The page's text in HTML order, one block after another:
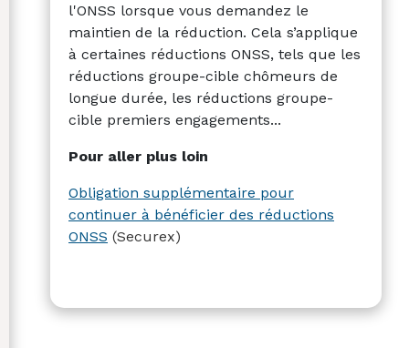
l'ONSS lorsque vous demandez le
maintien de la réduction. Cela s’applique
à certaines réductions ONSS, tels que les
réductions groupe-cible chômeurs de
longue durée, les réductions groupe-
cible premiers engagements...
Pour aller plus loin
Obligation supplémentaire pour
continuer à bénéficier des réductions
ONSS (Securex)